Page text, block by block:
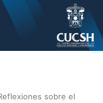
sobre el